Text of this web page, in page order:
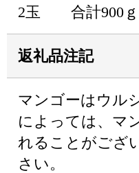
2玉 合計900ｇ
返礼品注記
マンゴーはウル
によっては、マ
れることがござ
さい。